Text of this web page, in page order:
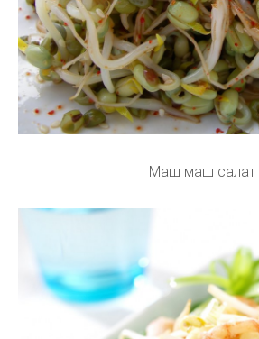
Маш маш салат